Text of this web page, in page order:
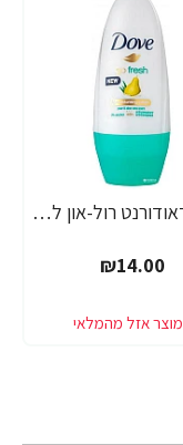
דאב דאודורנט רול-און לאישה בניחוח אגס 50 מ"ל - מבית DOVE
₪14.00